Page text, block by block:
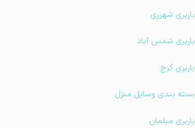
باربری شهرری
باربری شمس آباد
باربری کرج
بسته بندی وسایل منزل
باربری مبلمان